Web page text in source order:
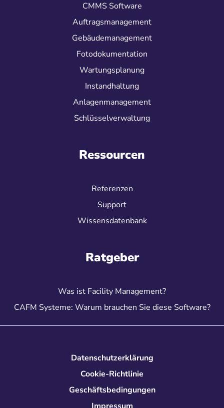
CMMS Software
Auftragsmanagement
Gebäudemanagement
Fotodokumentation
Wartungsplanung
Instandhaltung
Anlagenmanagement
Schlüsselverwaltung
Ressourcen
Referenzen
Support
Wissensdatenbank
Ratgeber
Was ist Facility Management?
CAFM Systeme: Warum brauchen Sie diese Software?
Datenschutzerklärung
Cookie-Richtlinie
Geschäftsbedingungen